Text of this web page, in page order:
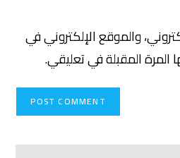
والموقع الإلكتروني في
المقبلة في تعليقي.